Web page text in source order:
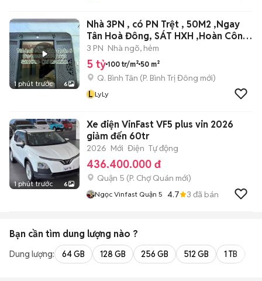
1 phút trước 6
Nhà 3PN , có PN Trệt , 50M2 ,Ngay
Tân Hoà Đông, SÁT HXH ,Hoàn Công
Đủ
3 PN Nhà ngõ, hẻm
5 tỷ 100 tr/m² 50 m²
Q. Bình Tân (P. Bình Trị Đông mới)
L LyLy
1 phút trước 6
Xe điện VinFast VF5 plus vin 2026
giảm đến 60tr
2026 Mới Điện Tự động
436.400.000 đ
Quận 5 (P. Chợ Quán mới)
Ngọc Vinfast Quận 5 4.7 3 đã bán
Bạn cần tìm dung lượng nào ?
Dung lượng: 64 GB 128 GB 256 GB 512 GB 1 TB